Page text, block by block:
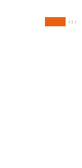
( 1 )